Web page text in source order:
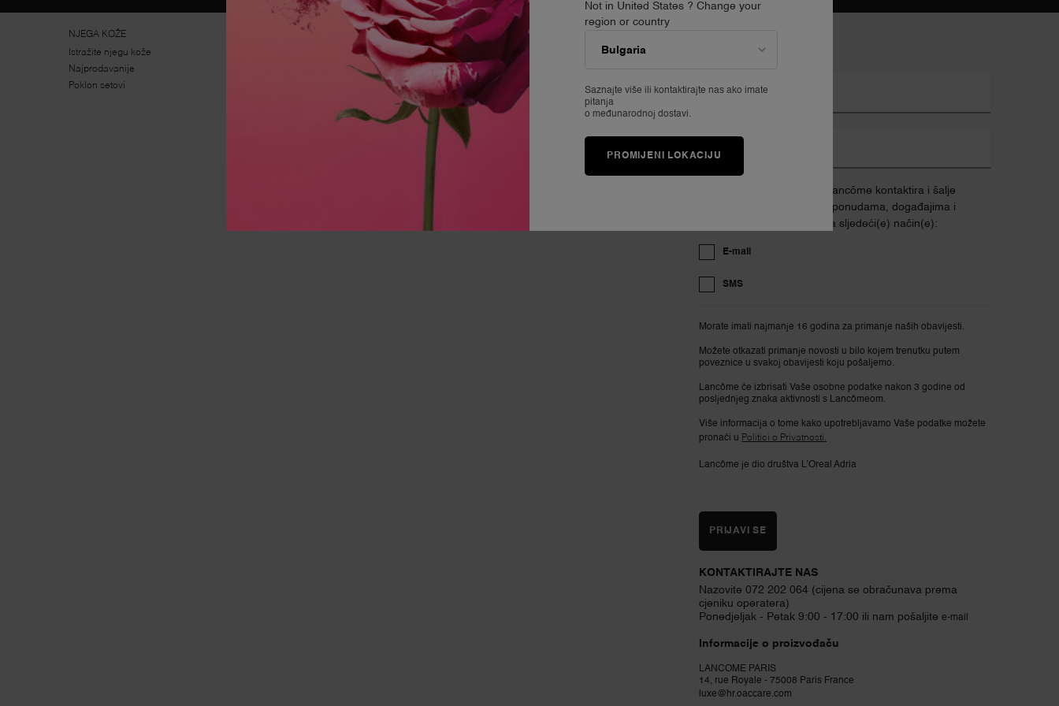
NJEGA KOŽE
Istražite njegu kože
Najprodavanije
Poklon setovi
MIRISI
Istraži mirise
Najprodavanije
Poklon setovi
90 Godina Lancômea
Black Friday
Obavezna polja
Prijava putem e-maila
Dajem suglasnost da me Lancôme kontaktira i šalje
informacije o ekskluzivnim ponudama, događajima i
predstavljanju proizvoda na sljedeći(e) način(e):
E-mail
SMS
Morate imati najmanje 16 godina za primanje naših obavijesti.
Možete otkazati primanje novosti u bilo kojem trenutku putem
poveznice u svakoj obavijesti koju pošaljemo.
Lancôme će izbrisati Vaše osobne podatke nakon 3 godine od
posljednjeg znaka aktivnosti s Lancômeom.
Više informacija o tome kako upotrebljavamo Vaše podatke možete
pronaći u Politici o Privatnosti.
Lancôme je dio društva L’Oreal Adria
PRIJAVI SE
KONTAKTIRAJTE NAS
Nazovite 072 202 064 (cijena se obračunava prema
cjeniku operatera)
Ponedjeljak - Petak 9:00 - 17:00 ili nam pošaljite e-mail
Informacije o proizvođaču
LANCOME PARIS
14, rue Royale - 75008 Paris France
luxe@hr.oaccare.com
Not in United States ? Change your
region or country
Saznajte više ili kontaktirajte nas ako imate
pitanja
o međunarodnoj dostavi.
PROMIJENI LOKACIJU